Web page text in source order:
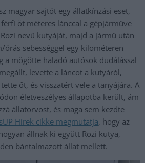
magyar sajtót egy állatkínzási eset,
öt méteres lánccal a gépjárműve
nevű kutyáját, majd a jármű után
sebességgel egy kilométeren
a mögötte haladó autósok dudálással
levette a láncot a kutyáról,
őt, és visszatért vele a tanyájára. A
életveszélyes állapotba került, ám
állatorvost, és maga sem kezdte
Hírek cikke megmutatja, hogy az
állnak ki együtt Rozi kutya,
bántalmazott állat mellett.